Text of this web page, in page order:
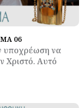
06
υποχρέωση να
Χριστό. Αυτό